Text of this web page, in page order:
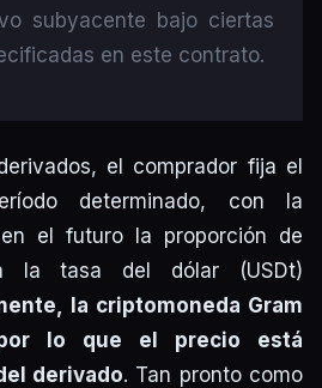
subyacente bajo ciertas
en este contrato.
el comprador fija el
determinado, con la
el futuro la proporción de
la tasa del dólar (USDt)
la criptomoneda Gram
lo que el precio está
derivado. Tan pronto como